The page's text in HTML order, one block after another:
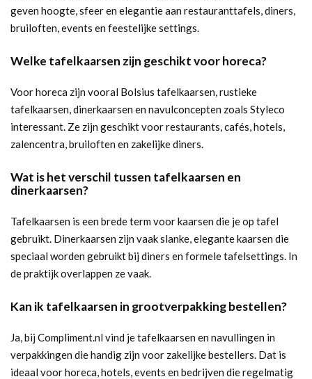
geven hoogte, sfeer en elegantie aan restauranttafels, diners,
bruiloften, events en feestelijke settings.
Welke tafelkaarsen zijn geschikt voor horeca?
Voor horeca zijn vooral Bolsius tafelkaarsen, rustieke
tafelkaarsen, dinerkaarsen en navulconcepten zoals Styleco
interessant. Ze zijn geschikt voor restaurants, cafés, hotels,
zalencentra, bruiloften en zakelijke diners.
Wat is het verschil tussen tafelkaarsen en
dinerkaarsen?
Tafelkaarsen is een brede term voor kaarsen die je op tafel
gebruikt. Dinerkaarsen zijn vaak slanke, elegante kaarsen die
speciaal worden gebruikt bij diners en formele tafelsettings. In
de praktijk overlappen ze vaak.
Kan ik tafelkaarsen in grootverpakking bestellen?
Ja, bij Compliment.nl vind je tafelkaarsen en navullingen in
verpakkingen die handig zijn voor zakelijke bestellers. Dat is
ideaal voor horeca, hotels, events en bedrijven die regelmatig